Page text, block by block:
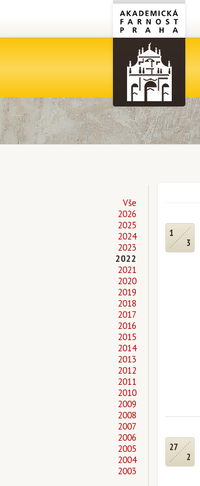
Vše
2026
2025
2024
2023
2022
2021
2020
2019
2018
2017
2016
2015
2014
2013
2012
2011
2010
2009
2008
2007
2006
2005
2004
2003
1
3
27
2